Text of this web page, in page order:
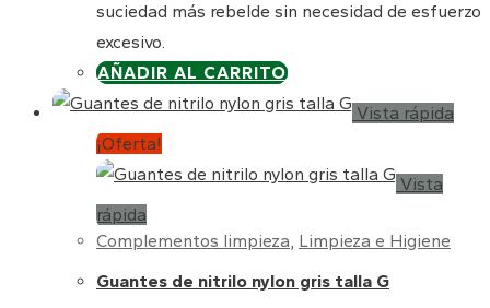
suciedad más rebelde sin necesidad de esfuerzo
excesivo.
AÑADIR AL CARRITO
Vista rápida
¡Oferta!
Vista
rápida
Complementos limpieza, Limpieza e Higiene
Guantes de nitrilo nylon gris talla G